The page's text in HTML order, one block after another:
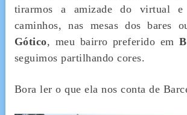
tirarmos a amizade do virtual e
caminhos, nas mesas dos bares
Gótico, meu bairro preferido em
seguimos partilhando cores.
Bora ler o que ela nos conta de